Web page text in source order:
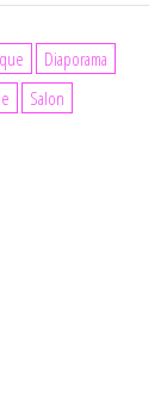
Diaporama
Salon